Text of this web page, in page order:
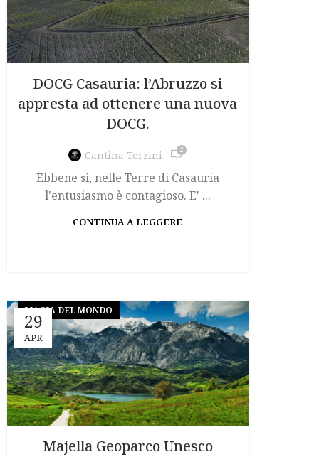
DOCG Casauria: l’Abruzzo si
appresta ad ottenere una nuova
DOCG.
Cantina Terzini 2
Ebbene sì, nelle Terre di Casauria
l'entusiasmo è contagioso. E' ...
CONTINUA A LEGGERE
29
APR
MAGIA DEL MONDO
Majella Geoparco Unesco